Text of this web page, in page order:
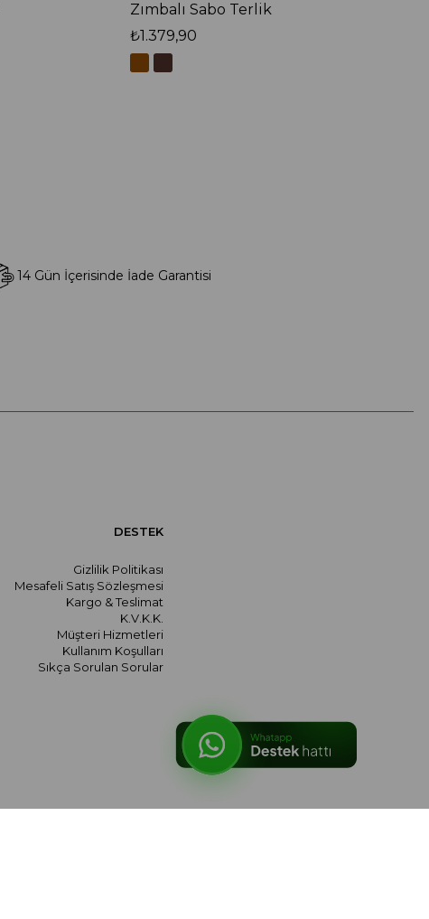
Zımbalı Sabo Terlik
₺1.379,90
14 Gün İçerisinde İade Garantisi
DESTEK
Gizlilik Politikası
Mesafeli Satış Sözleşmesi
Kargo & Teslimat
K.V.K.K.
Müşteri Hizmetleri
Kullanım Koşulları
Sıkça Sorulan Sorular